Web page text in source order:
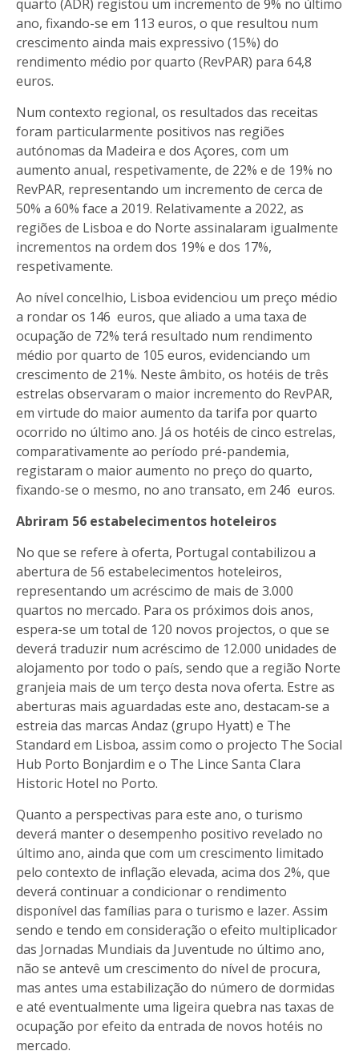
quarto (ADR) registou um incremento de 9% no último
ano, fixando-se em 113 euros, o que resultou num
crescimento ainda mais expressivo (15%) do
rendimento médio por quarto (RevPAR) para 64,8
euros.
Num contexto regional, os resultados das receitas
foram particularmente positivos nas regiões
autónomas da Madeira e dos Açores, com um
aumento anual, respetivamente, de 22% e de 19% no
RevPAR, representando um incremento de cerca de
50% a 60% face a 2019. Relativamente a 2022, as
regiões de Lisboa e do Norte assinalaram igualmente
incrementos na ordem dos 19% e dos 17%,
respetivamente.
Ao nível concelhio, Lisboa evidenciou um preço médio
a rondar os 146 euros, que aliado a uma taxa de
ocupação de 72% terá resultado num rendimento
médio por quarto de 105 euros, evidenciando um
crescimento de 21%. Neste âmbito, os hotéis de três
estrelas observaram o maior incremento do RevPAR,
em virtude do maior aumento da tarifa por quarto
ocorrido no último ano. Já os hotéis de cinco estrelas,
comparativamente ao período pré-pandemia,
registaram o maior aumento no preço do quarto,
fixando-se o mesmo, no ano transato, em 246 euros.
Abriram 56 estabelecimentos hoteleiros
No que se refere à oferta, Portugal contabilizou a
abertura de 56 estabelecimentos hoteleiros,
representando um acréscimo de mais de 3.000
quartos no mercado. Para os próximos dois anos,
espera-se um total de 120 novos projectos, o que se
deverá traduzir num acréscimo de 12.000 unidades de
alojamento por todo o país, sendo que a região Norte
granjeia mais de um terço desta nova oferta. Estre as
aberturas mais aguardadas este ano, destacam-se a
estreia das marcas Andaz (grupo Hyatt) e The
Standard em Lisboa, assim como o projecto The Social
Hub Porto Bonjardim e o The Lince Santa Clara
Historic Hotel no Porto.
Quanto a perspectivas para este ano, o turismo
deverá manter o desempenho positivo revelado no
último ano, ainda que com um crescimento limitado
pelo contexto de inflação elevada, acima dos 2%, que
deverá continuar a condicionar o rendimento
disponível das famílias para o turismo e lazer. Assim
sendo e tendo em consideração o efeito multiplicador
das Jornadas Mundiais da Juventude no último ano,
não se antevê um crescimento do nível de procura,
mas antes uma estabilização do número de dormidas
e até eventualmente uma ligeira quebra nas taxas de
ocupação por efeito da entrada de novos hotéis no
mercado.